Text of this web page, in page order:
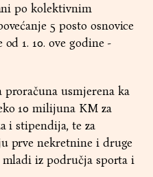
po kolektivnim
5 posto osnovice
1. 10. ove godine -
proračuna usmjerena ka
10 milijuna KM za
i stipendija, te za
prve nekretnine i druge
iz područja sporta i